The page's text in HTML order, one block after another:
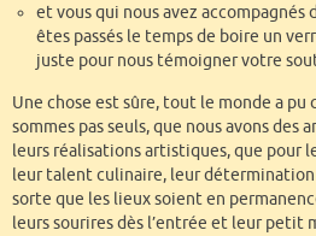
et vous qui nous avez accompagnés
êtes passés le temps de boire un
juste pour nous témoigner votre
Une chose est sûre, tout le monde a pu
sommes pas seuls, que nous avons des
leurs réalisations artistiques, que pour
leur talent culinaire, leur détermination
sorte que les lieux soient en
leurs sourires dès l’entrée et leur petit